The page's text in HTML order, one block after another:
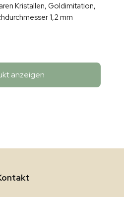
Kristallen, Goldimitation,
1,2 mm
anzeigen